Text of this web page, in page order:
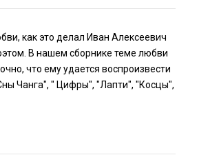
как это делал Иван Алексеевич
В нашем сборнике теме любви
что ему удается воспроизвести
Чанга", " Цифры", "Лапти", "Косцы",